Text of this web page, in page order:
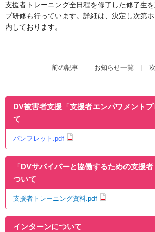
支援者トレーニング全日程を修了した修了生
プ研修も行っています。詳細は、決定し次第
内しております。
前の記事 お知らせ一覧
DV被害者支援「支援者エンパワメント
て
パンフレット.pdf
「DVサバイバーと協働するための支援
ついて
支援者トレーニング資料.pdf
インターンについて